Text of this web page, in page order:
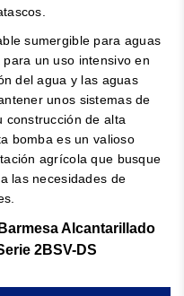
sumergible para aguas
un uso intensivo en
del agua y las aguas
unos sistemas de
construcción de alta
bomba es un valioso
agrícola que busque
las necesidades de
Alcantarillado
2BSV-DS